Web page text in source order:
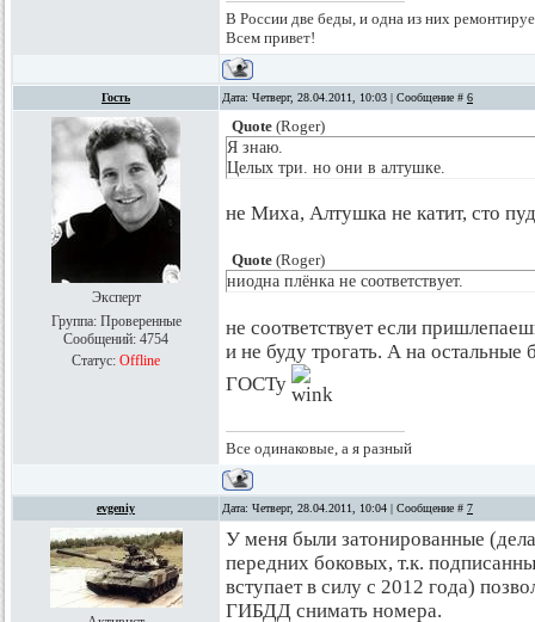
В России две беды, и одна из них
Всем привет!
Гость Дата: Четверг, 28.04.2011, 10:03 | Сообщение # 6
Эксперт
Группа: Проверенные
Сообщений: 4754
Статус: Offline
Quote (Roger)
Я знаю.
Целых три. но они в алтушке.
не Миха, Алтушка не катит, сто
Quote (Roger)
ниодна плёнка не соответствует.
не соответствует если
и не буду трогать. А на
ГОСТу
Все одинаковые, а я разный
evgeniy Дата: Четверг, 28.04.2011, 10:04 | Сообщение # 7
У меня были затонированные
передних боковых, т.к.
вступает в силу с 2012 года)
ГИБДД снимать номера.